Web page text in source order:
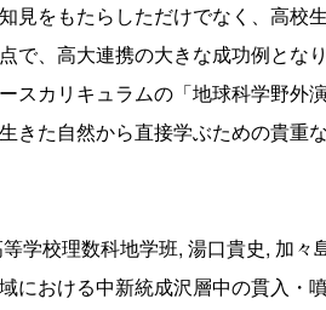
見をもたらしただけでなく、高校
で、高大連携の大きな成功例とな
スカリキュラムの「地球科学野
きた自然から直接学ぶための貴重
学校理数科地学班, 湯口貴史, 加々
における中新統成沢層中の貫入・